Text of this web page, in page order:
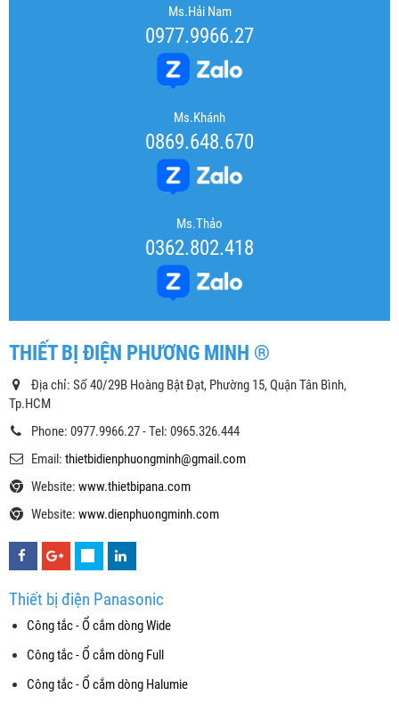
Ms.Hải Nam
0977.9966.27
Ms.Khánh
0869.648.670
Ms.Thảo
0362.802.418
THIẾT BỊ ĐIỆN PHƯƠNG MINH ®
Địa chỉ: Số 40/29B Hoàng Bật Đạt, Phường 15, Quận Tân Bình,
Tp.HCM
Phone: 0977.9966.27 - Tel: 0965.326.444
Email: thietbidienphuongminh@gmail.com
Website: www.thietbipana.com
Website: www.dienphuongminh.com
Thiết bị điện Panasonic
Công tắc - Ổ cắm dòng Wide
Công tắc - Ổ cắm dòng Full
Công tắc - Ổ cắm dòng Halumie